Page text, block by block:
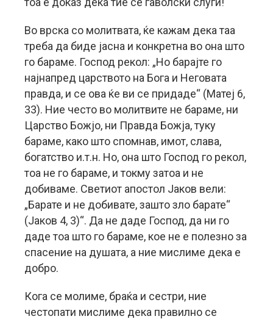
Во врска со молитвата, ќе кажам дека таа
треба да биде јасна и конкретна во она што
го бараме. Господ рекол: „Но барајте го
најнапред царството на Бога и Неговата
правда, и се ова ќе ви се придаде“ (Матеј 6,
33). Ние често во молитвите не бараме, ни
Царство Божјо, ни Правда Божја, туку
бараме, како што спомнав, имот, слава,
богатство и.т.н. Но, она што Господ го рекол,
тоа не го бараме, и токму затоа и не
добиваме. Светиот апостол Јаков вели:
„Барате и не добивате, зашто зло барате“
(Јаков 4, 3)“. Да не даде Господ, да ни го
даде тоа што го бараме, кое не е полезно за
спасение на душата, а ние мислиме дека е
добро.
Кога се молиме, браќа и сестри, ние
честопати мислиме дека правилно се